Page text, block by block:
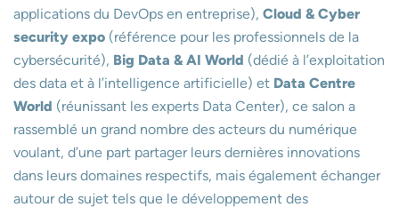
applications du DevOps en entreprise), Cloud & Cyber
security expo (référence pour les professionnels de la
cybersécurité), Big Data & AI World (dédié à l’exploitation
des data et à l’intelligence artificielle) et Data Centre
World (réunissant les experts Data Center), ce salon a
rassemblé un grand nombre des acteurs du numérique
voulant, d’une part partager leurs dernières innovations
dans leurs domaines respectifs, mais également échanger
autour de sujet tels que le développement des